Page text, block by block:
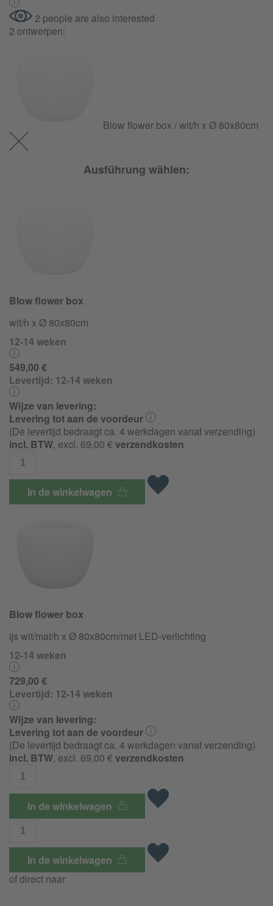
2 people are also interested
2 ontwerpen:
Blow flower box / wit/h x Ø 80x80cm
Ausführung wählen:
Blow flower box
wit/h x Ø 80x80cm
12-14 weken
549,00 €
Levertijd: 12-14 weken
Wijze van levering:
Levering tot aan de voordeur
(De levertijd bedraagt ca. 4 werkdagen vanaf verzending)
incl. BTW, excl. 69,00 €verzendkosten
In de winkelwagen
Blow flower box
ijs wit/mat/h x Ø 80x80cm/met LED-verlichting
12-14 weken
729,00 €
Levertijd: 12-14 weken
Wijze van levering:
Levering tot aan de voordeur
(De levertijd bedraagt ca. 4 werkdagen vanaf verzending)
incl. BTW, excl. 69,00 €verzendkosten
In de winkelwagen
In de winkelwagen
of direct naar